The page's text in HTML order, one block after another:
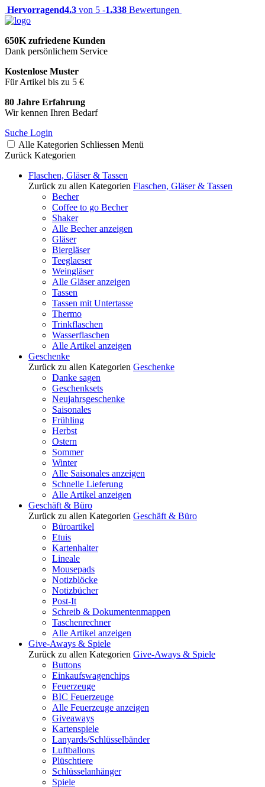
Hervorragend4.3 von 5 -1.338 Bewertungen
650K zufriedene Kunden
Dank persönlichem Service
Kostenlose Muster
Für Artikel bis zu 5 €
80 Jahre Erfahrung
Wir kennen Ihren Bedarf
Suche Login
Alle Kategorien Schliessen Menü
Zurück Kategorien
Flaschen, Gläser & Tassen
Zurück zu allen Kategorien Flaschen, Gläser & Tassen
Becher
Coffee to go Becher
Shaker
Alle Becher anzeigen
Gläser
Biergläser
Teeglaeser
Weingläser
Alle Gläser anzeigen
Tassen
Tassen mit Untertasse
Thermo
Trinkflaschen
Wasserflaschen
Alle Artikel anzeigen
Geschenke
Zurück zu allen Kategorien Geschenke
Danke sagen
Geschenksets
Neujahrsgeschenke
Saisonales
Frühling
Herbst
Ostern
Sommer
Winter
Alle Saisonales anzeigen
Schnelle Lieferung
Alle Artikel anzeigen
Geschäft & Büro
Zurück zu allen Kategorien Geschäft & Büro
Büroartikel
Etuis
Kartenhalter
Lineale
Mousepads
Notizblöcke
Notizbücher
Post-It
Schreib & Dokumentenmappen
Taschenrechner
Alle Artikel anzeigen
Give-Aways & Spiele
Zurück zu allen Kategorien Give-Aways & Spiele
Buttons
Einkaufswagenchips
Feuerzeuge
BIC Feuerzeuge
Alle Feuerzeuge anzeigen
Giveaways
Kartenspiele
Lanyards/Schlüsselbänder
Luftballons
Plüschtiere
Schlüsselanhänger
Spiele